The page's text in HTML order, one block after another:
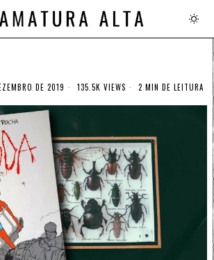
DE 2019 135.5K VIEWS 2 MIN DE LEITURA